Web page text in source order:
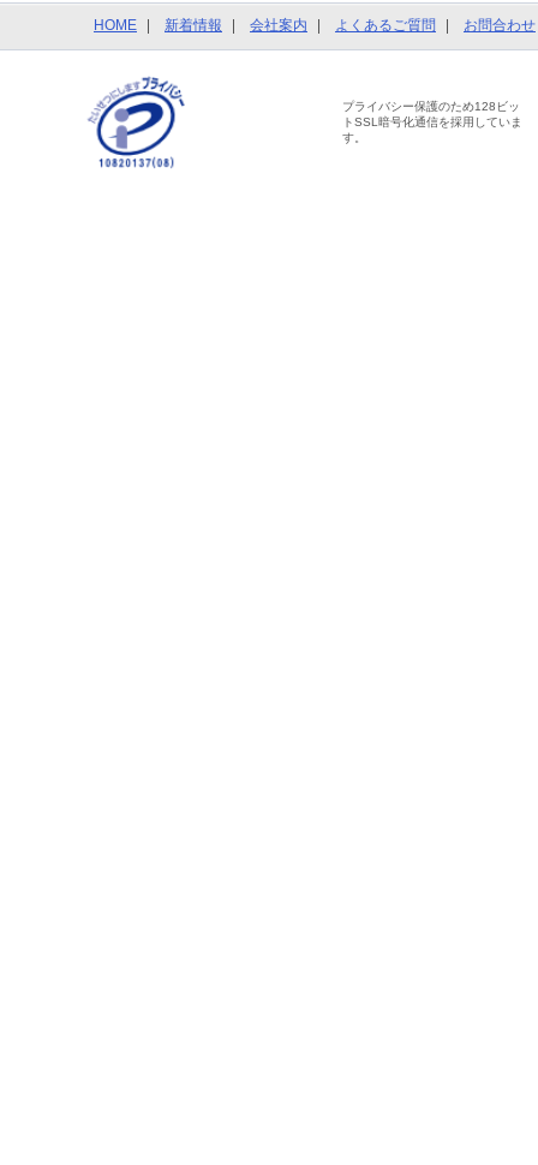
HOME 新着情報 会社案内 よくあるご質問 お問合わせ
プライバシー保護のため128ビッ
トSSL暗号化通信を採用していま
す。